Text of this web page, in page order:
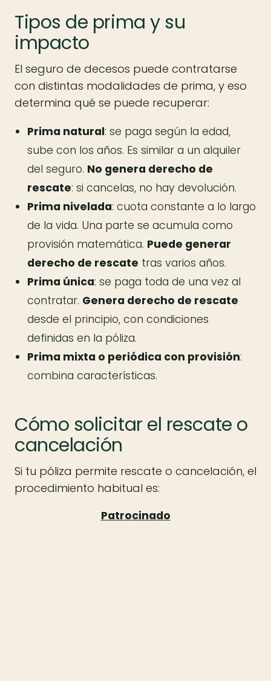
Tipos de prima y su
impacto
El seguro de decesos puede contratarse
con distintas modalidades de prima, y eso
determina qué se puede recuperar:
Prima natural: se paga según la edad,
sube con los años. Es similar a un alquiler
del seguro. No genera derecho de
rescate: si cancelas, no hay devolución.
Prima nivelada: cuota constante a lo largo
de la vida. Una parte se acumula como
provisión matemática. Puede generar
derecho de rescate tras varios años.
Prima única: se paga toda de una vez al
contratar. Genera derecho de rescate
desde el principio, con condiciones
definidas en la póliza.
Prima mixta o periódica con provisión:
combina características.
Cómo solicitar el rescate o
cancelación
Si tu póliza permite rescate o cancelación, el
procedimiento habitual es: